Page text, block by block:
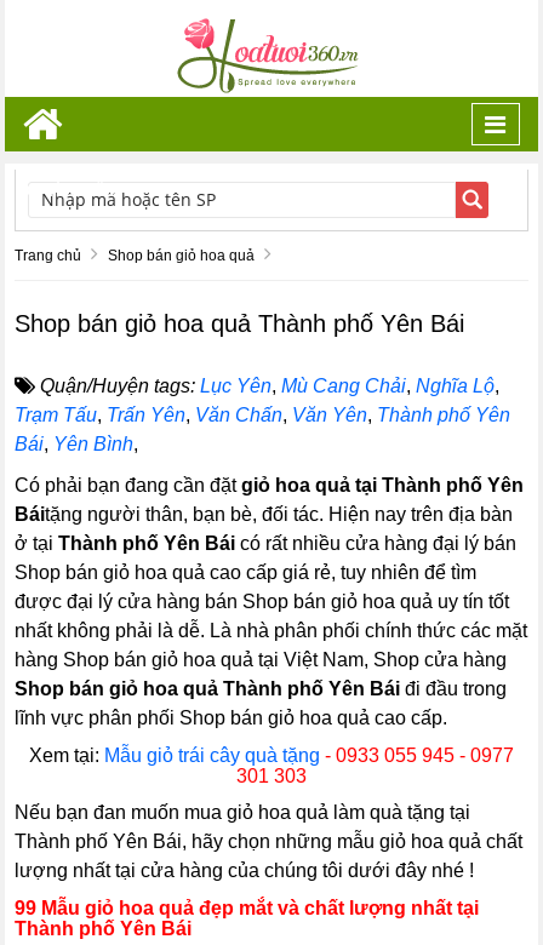
TÌM KIẾM
Trang chủ Shop bán giỏ hoa quả
Shop bán giỏ hoa quả Thành phố Yên Bái
Quận/Huyện tags: Lục Yên,Mù Cang Chải,Nghĩa Lộ,
Trạm Tấu, Trấn Yên, Văn Chấn, Văn Yên, Thành phố Yên
Bái, Yên Bình,
Có phải bạn đang cần đặtgiỏ hoa quả tại Thành phố Yên
Báitặng người thân, bạn bè, đối tác. Hiện nay trên địa bàn
ở tạiThành phố Yên Bái có rất nhiều cửa hàng đại lý bán
Shop bán giỏ hoa quả cao cấp giá rẻ, tuy nhiên để tìm
được đại lý cửa hàng bán Shop bán giỏ hoa quả uy tín tốt
nhất không phải là dễ. Là nhà phân phối chính thức các mặt
hàng Shop bán giỏ hoa quả tại Việt Nam, Shop cửa hàng
Shop bán giỏ hoa quả Thành phố Yên Bái đi đầu trong
lĩnh vực phân phối Shop bán giỏ hoa quả cao cấp.
Xem tại: Mẫu giỏ trái cây quà tặng - 0933 055 945 - 0977
301 303
Nếu bạn đan muốn mua giỏ hoa quả làm quà tặng tại
Thành phố Yên Bái, hãy chọn những mẫu giỏ hoa quả chất
lượng nhất tại cửa hàng của chúng tôi dưới đây nhé !
99 Mẫu giỏ hoa quả đẹp mắt và chất lượng nhất tại
Thành phố Yên Bái